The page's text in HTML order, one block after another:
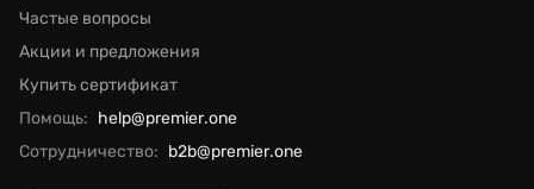
Частые вопросы
Акции и предложения
Купить сертификат
Помощь: help@premier.one
Сотрудничество: b2b@premier.one